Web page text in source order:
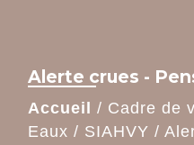
Alerte crues -
Accueil / Cadre de
Eaux / SIAHVY /